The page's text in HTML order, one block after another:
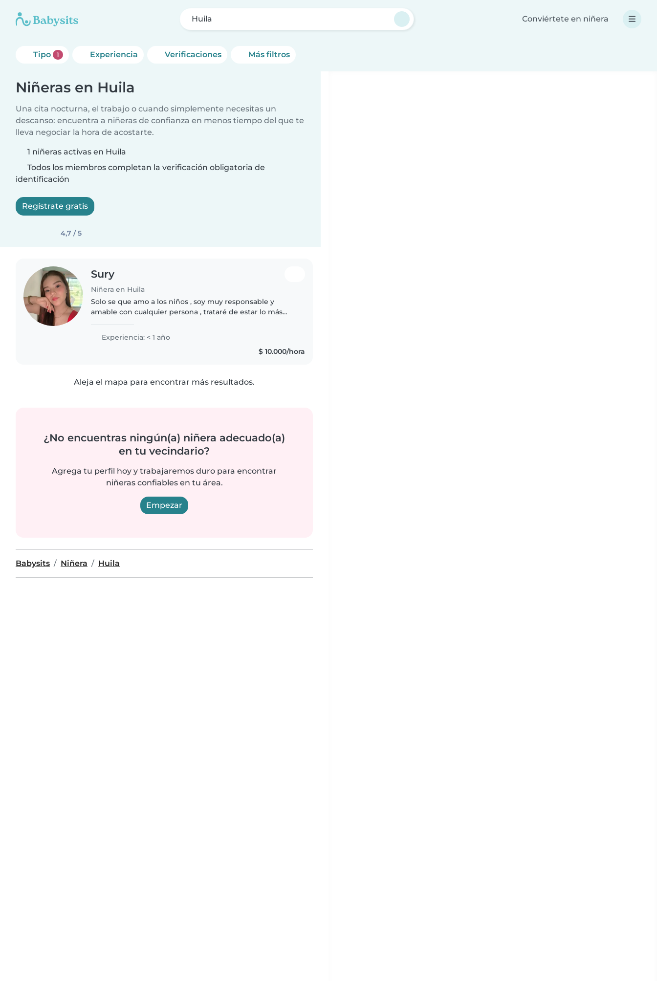
Huila Conviértete en niñera
Tipo 1 Experiencia Verificaciones Más filtros
Niñeras en Huila
Una cita nocturna, el trabajo o cuando simplemente necesitas un
descanso: encuentra a niñeras de confianza en menos tiempo del que te
lleva negociar la hora de acostarte.
1 niñeras activas en Huila
Todos los miembros completan la verificación obligatoria de
identificación
Regístrate gratis
4,7 / 5
Sury
Niñera en Huila
Solo se que amo a los niños , soy muy responsable y
amable con cualquier persona , trataré de estar lo más
Experiencia: < 1 año
$ 10.000/hora
Aleja el mapa para encontrar más resultados.
¿No encuentras ningún(a) niñera adecuado(a)
en tu vecindario?
Agrega tu perfil hoy y trabajaremos duro para encontrar
niñeras confiables en tu área.
Empezar
Babysits Niñera Huila